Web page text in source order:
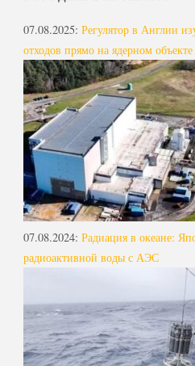
07.08.2025: Регулятор в Англии
отходов прямо на ядерном объекте
07.08.2024: Радиация в океане:
радиоактивной воды с АЭС